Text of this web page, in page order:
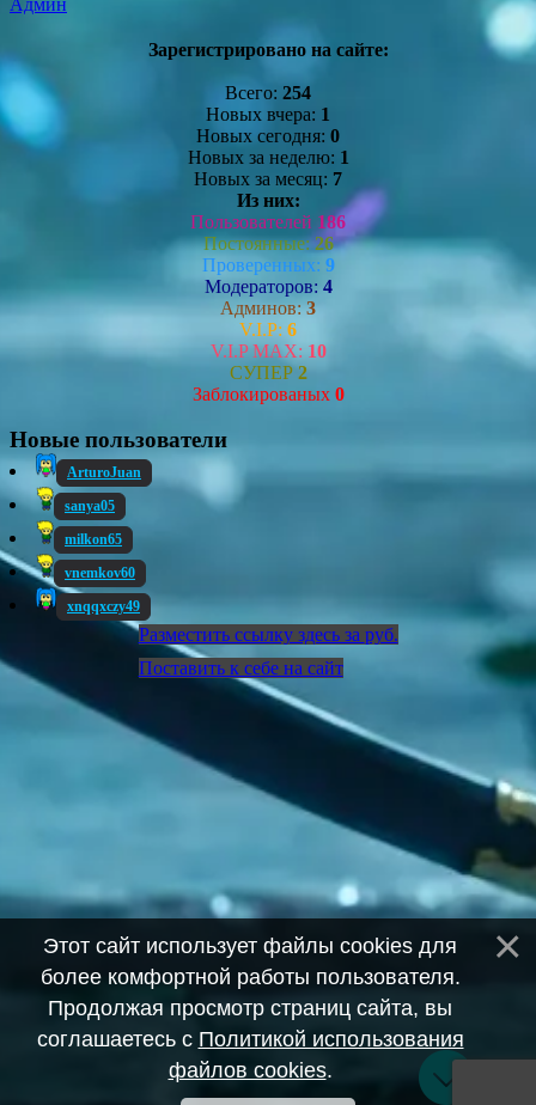
Зарегистрировано на сайте:
Всего: 254
Новых вчера: 1
Новых сегодня: 0
Новых за неделю: 1
Новых за месяц: 7
Из них:
Пользователей 186
Постоянные: 26
Проверенных: 9
Модераторов: 4
Админов:3
V.I.P: 6
V.I.P MAX: 10
СУПЕР 2
Заблокированых 0
Новые пользователи
ArturoJuan
sanya05
milkon65
vnemkov60
xnqqxczy49
Разместить ссылку здесь за руб.
Поставить к себе на сайт
Этот сайт использует файлы cookies для
более комфортной работы пользователя.
Продолжая просмотр страниц сайта, вы
соглашаетесь с Политикой использования
файлов cookies.